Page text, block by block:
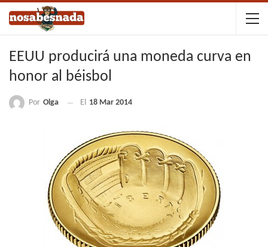
EEUU producirá una moneda curva en
honor al béisbol
Por Olga El 18 Mar 2014